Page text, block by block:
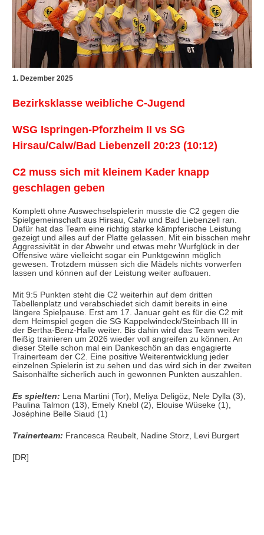
1. Dezember 2025
Bezirksklasse weibliche C-Jugend
WSG Ispringen-Pforzheim II vs SG
Hirsau/Calw/Bad Liebenzell 20:23 (10:12)
C2 muss sich mit kleinem Kader knapp
geschlagen geben
Komplett ohne Auswechselspielerin musste die C2 gegen die
Spielgemeinschaft aus Hirsau, Calw und Bad Liebenzell ran.
Dafür hat das Team eine richtig starke kämpferische Leistung
gezeigt und alles auf der Platte gelassen. Mit ein bisschen mehr
Aggressivität in der Abwehr und etwas mehr Wurfglück in der
Offensive wäre vielleicht sogar ein Punktgewinn möglich
gewesen. Trotzdem müssen sich die Mädels nichts vorwerfen
lassen und können auf der Leistung weiter aufbauen.
Mit 9:5 Punkten steht die C2 weiterhin auf dem dritten
Tabellenplatz und verabschiedet sich damit bereits in eine
längere Spielpause. Erst am 17. Januar geht es für die C2 mit
dem Heimspiel gegen die SG Kappelwindeck/Steinbach III in
der Bertha-Benz-Halle weiter. Bis dahin wird das Team weiter
fleißig trainieren um 2026 wieder voll angreifen zu können. An
dieser Stelle schon mal ein Dankeschön an das engagierte
Trainerteam der C2. Eine positive Weiterentwicklung jeder
einzelnen Spielerin ist zu sehen und das wird sich in der zweiten
Saisonhälfte sicherlich auch in gewonnen Punkten auszahlen.
Es spielten: Lena Martini (Tor), Meliya Deligöz, Nele Dylla (3),
Paulina Talmon (13), Emely Knebl (2), Elouise Wüseke (1),
Joséphine Belle Siaud (1)
Trainerteam: Francesca Reubelt, Nadine Storz, Levi Burgert
[DR]